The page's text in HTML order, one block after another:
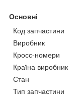
Основні
Код запчастини
Виробник
Кросс-номери
Країна виробник
Стан
Тип запчастини